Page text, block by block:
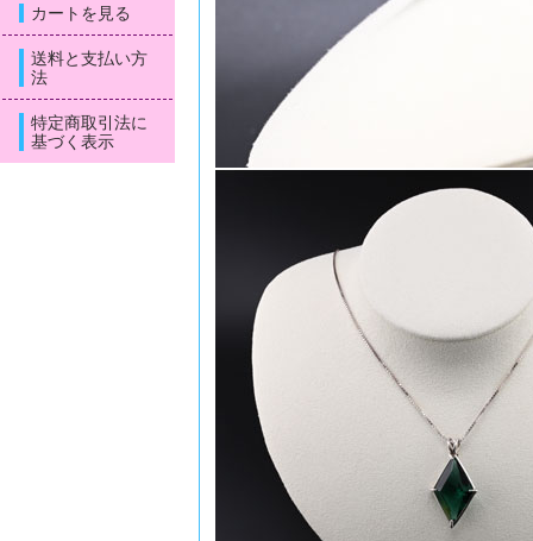
カートを見る
送料と支払い方
法
特定商取引法に
基づく表示